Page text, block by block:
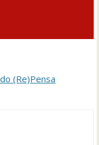
(Re)Pensa